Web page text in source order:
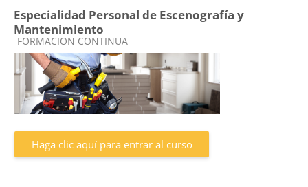
Especialidad Personal de Escenografía y
Mantenimiento
Categoría de cursos
FORMACION CONTINUA
Haga clic aquí para entrar al curso